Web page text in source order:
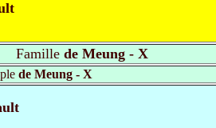
Famillede Meung - X
de Meung - X